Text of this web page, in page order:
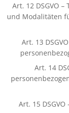
Art. 12 DSGVO
und Modalitäten
Art. 13
Art. 14
Art. 15